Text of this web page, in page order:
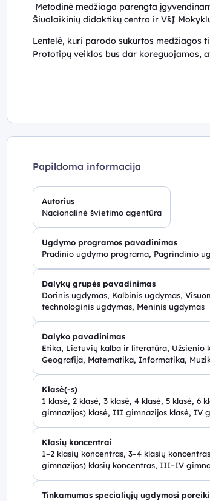
Metodinė medžiaga parengta
Šiuolaikinių didaktikų centro ir VšĮ
Lentelė, kuri parodo sukurtos medžiagos
Prototipų veiklos bus dar koreguojamos,
Papildoma informacija
Autorius
Nacionalinė švietimo agentūra
Ugdymo programos pavadinimas
Pradinio ugdymo programa, Pagrindinio
Dalykų grupės pavadinimas
Dorinis ugdymas, Kalbinis ugdymas,
technologinis ugdymas, Meninis ugdymas
Dalyko pavadinimas
Etika, Lietuvių kalba ir literatūra, Užsienio
Geografija, Matematika, Informatika,
Klasė(-s)
1 klasė, 2 klasė, 3 klasė, 4 klasė, 5 klasė,
gimnazijos) klasė, III gimnazijos klasė, IV
Klasių koncentrai
1–2 klasių koncentras, 3–4 klasių
gimnazijos) klasių koncentras, III–IV
Tinkamumas specialiųjų ugdymosi